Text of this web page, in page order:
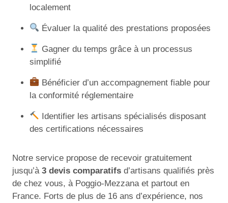
localement
Évaluer la qualité des prestations proposées
Gagner du temps grâce à un processus
simplifié
Bénéficier d’un accompagnement fiable pour
la conformité réglementaire
Identifier les artisans spécialisés disposant
des certifications nécessaires
Notre service propose de recevoir gratuitement
jusqu’à 3 devis comparatifs d’artisans qualifiés près
de chez vous, à Poggio-Mezzana et partout en
France. Forts de plus de 16 ans d’expérience, nos